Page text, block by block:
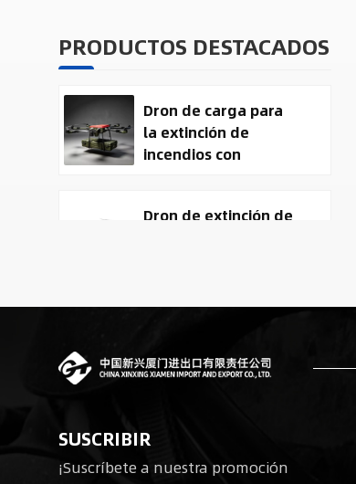
PRODUCTOS DESTACADOS
Dron de carga para
la extinción de
incendios con
Dron de extinción de
útil de 100 kg.
surveillance UAV
Drone Manufacturer
biomiméticos para
operaciones tácticas
SUSCRIBIR
¡Suscríbete a nuestra promoción